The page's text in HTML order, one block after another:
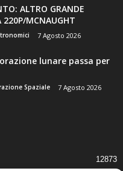
ALTRO GRANDE
220P/MCNAUGHT
7 Agosto 2026
lunare passa per
Spaziale 7 Agosto 2026
12873